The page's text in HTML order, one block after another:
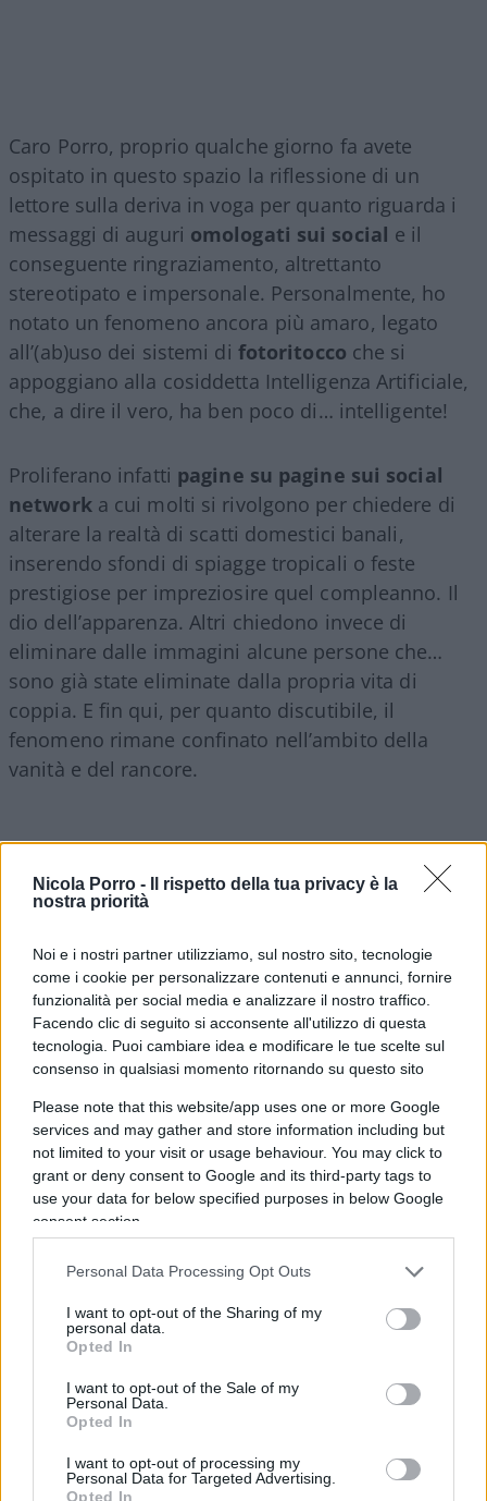
Nicola Porro -
Il rispetto della tua privacy è la
nostra priorità
Noi e i nostri partner utilizziamo, sul nostro sito, tecnologie
come i cookie per personalizzare contenuti e annunci, fornire
funzionalità per social media e analizzare il nostro traffico.
Facendo clic di seguito si acconsente all'utilizzo di questa
tecnologia. Puoi cambiare idea e modificare le tue scelte sul
consenso in qualsiasi momento ritornando su questo sito
Please note that this website/app uses one or more Google
services and may gather and store information including but
not limited to your visit or usage behaviour. You may click to
grant or deny consent to Google and its third-party tags to
use your data for below specified purposes in below Google
consent section.
Personal Data Processing Opt Outs
I want to opt-out of the Sharing of my
personal data.
Opted In
I want to opt-out of the Sale of my
Personal Data.
Opted In
I want to opt-out of processing my
Personal Data for Targeted Advertising.
Opted In
Caro Porro, proprio qualche giorno fa avete
ospitato in questo spazio la riflessione di un
lettore sulla deriva in voga per quanto riguarda i
messaggi di auguri omologati sui social e il
conseguente ringraziamento, altrettanto
stereotipato e impersonale. Personalmente, ho
notato un fenomeno ancora più amaro, legato
all’(ab)uso dei sistemi di fotoritocco che si
appoggiano alla cosiddetta Intelligenza Artificiale,
che, a dire il vero, ha ben poco di… intelligente!
Proliferano infatti pagine su pagine sui social
networka cui molti si rivolgono per chiedere di
alterare la realtà di scatti domestici banali,
inserendo sfondi di spiagge tropicali o feste
prestigiose per impreziosire quel compleanno. Il
dio dell’apparenza. Altri chiedono invece di
eliminare dalle immagini alcune persone che…
sono già state eliminate dalla propria vita di
coppia. E fin qui, per quanto discutibile, il
fenomeno rimane confinato nell’ambito della
vanità e del rancore.
Il verobaratrosi raggiunge quando la richiesta di
manipolazione invade il ricordo di chi non c’è più.
Emerge allora una totale mancanza di sensibilità e
di stile che sfugge all’umanità. Si arriva a chiedere
adulto un bimbo scomparso in tenera età, o
addirittura di apportare alterazioni estetiche al
ritratto di un genitore, specificando con molta
mamma, nonna o zia appena deceduta. È proprio
il caso di dire: con il corpo ancora caldo… hanno
già pensato a ritoccare le foto!